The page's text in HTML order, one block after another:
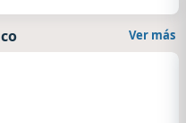
Ver más